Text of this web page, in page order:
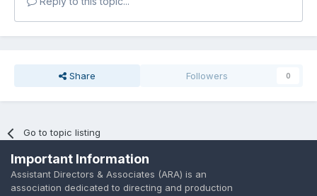
Share Followers 0
Go to topic listing
Important Information
Assistant Directors & Associates (ARA) is an
association dedicated to directing and production